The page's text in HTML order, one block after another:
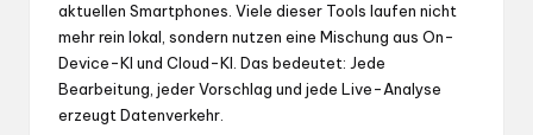
aktuellen Smartphones. Viele dieser Tools laufen nicht
mehr rein lokal, sondern nutzen eine Mischung aus On-
Device-KI und Cloud-KI. Das bedeutet: Jede
Bearbeitung, jeder Vorschlag und jede Live-Analyse
erzeugt Datenverkehr.